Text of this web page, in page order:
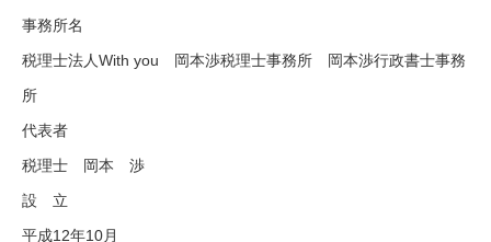
事務所名
税理士法人With you 岡本渉税理士事務所 岡本渉行政書士事務
所
代表者
税理士 岡本 渉
設 立
平成12年10月